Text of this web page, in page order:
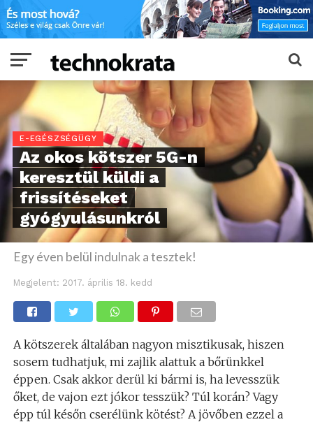
E-EGÉSZSÉGÜGY
Az okos kötszer 5G-n
keresztül küldi a
frissítéseket
gyógyulásunkról
Egy éven belül indulnak a tesztek!
Megjelent: 2017. április 18. kedd
A kötszerek általában nagyon misztikusak, hiszen
sosem tudhatjuk, mi zajlik alattuk a bőrünkkel
éppen. Csak akkor derül ki bármi is, ha levesszük
őket, de vajon ezt jókor tesszük? Túl korán? Vagy
épp túl későn cserélünk kötést? A jövőben ezzel a